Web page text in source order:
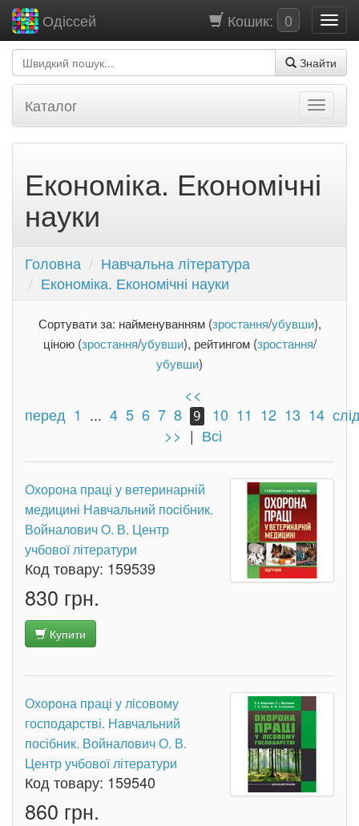
Кошик: 0
Одіссей
Знайти
Каталог
Економіка. Економічні
науки
Головна
Навчальна література
Економіка. Економічні науки
Сортувати за: найменуванням (зростання/убувши),
ціною (зростання/убувши), рейтингом (зростання/
убувши)
<<
перед 1 ... 4 5 6 7 8 9 10 11 12 13 14
>> | Всі
Охорона праці у ветеринарній
медицині Навчальний поcібник.
Войналович О. В. Центр
учбової літератури
Код товару: 159539
830 грн.
Купити
Охорона праці у лісовому
господарстві. Навчальний
посібник. Войналович О. В.
Центр учбової літератури
Код товару: 159540
860 грн.